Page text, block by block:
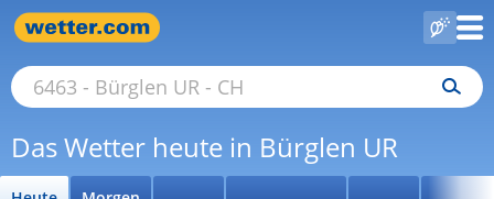
Das Wetter heute in Bürglen UR